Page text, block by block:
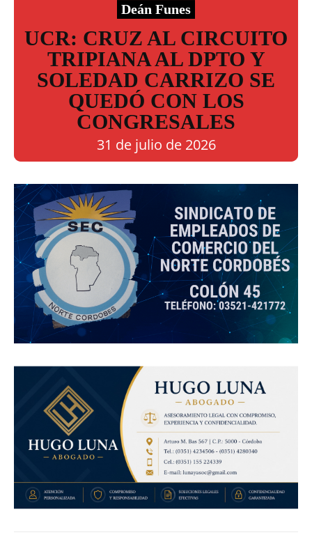
Deán Funes
UCR: CRUZ AL CIRCUITO
TRIPIANA AL DPTO Y
SOLEDAD CARRIZO SE
QUEDÓ CON LOS
CONGRESALES
31 de julio de 2026